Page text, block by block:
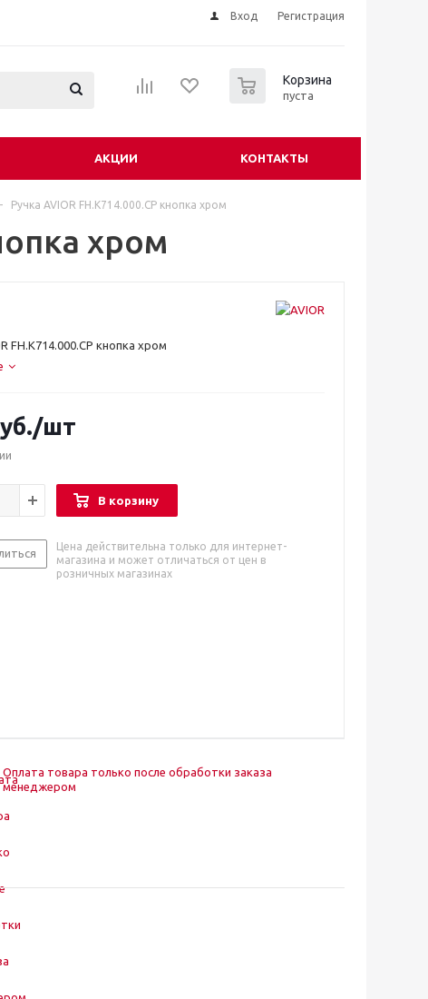
Вход Регистрация
Корзина
пуста
АКЦИИ КОНТАКТЫ
- Ручка AVIOR FH.К714.000.СР кнопка хром
хром
FH.К714.000.СР кнопка хром
/шт
В корзину
Цена действительна только для интернет-
магазина и может отличаться от цен в
розничных магазинах
Оплата товара только после обработки заказа
менеджером